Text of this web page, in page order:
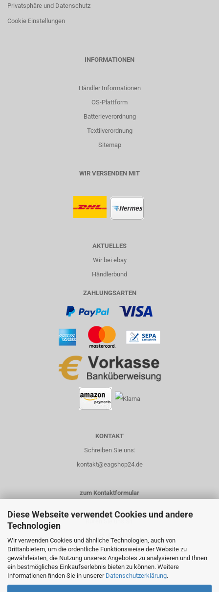
Diese Webseite verwendet Cookies und andere
Technologien
Wir verwenden Cookies und ähnliche Technologien, auch von
Drittanbietern, um die ordentliche Funktionsweise der Website zu
gewährleisten, die Nutzung unseres Angebotes zu analysieren und Ihnen
ein bestmögliches Einkaufserlebnis bieten zu können. Weitere
Informationen finden Sie in unserer Datenschutzerklärung.
Privatsphäre und Datenschutz
Cookie Einstellungen
INFORMATIONEN
Händler Informationen
OS-Plattform
Batterieverordnung
Textilverordnung
Sitemap
WIR VERSENDEN MIT
AKTUELLES
Wir bei ebay
Händlerbund
ZAHLUNGSARTEN
KONTAKT
Schreiben Sie uns:
kontakt@eagshop24.de
zum Kontaktformular
0151-14435658